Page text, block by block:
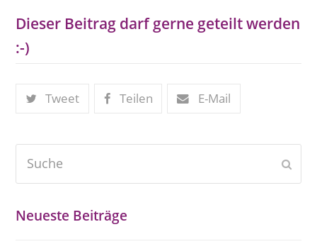
Dieser Beitrag darf gerne geteilt werden
:-)
Tweet Teilen E-Mail
Neueste Beiträge